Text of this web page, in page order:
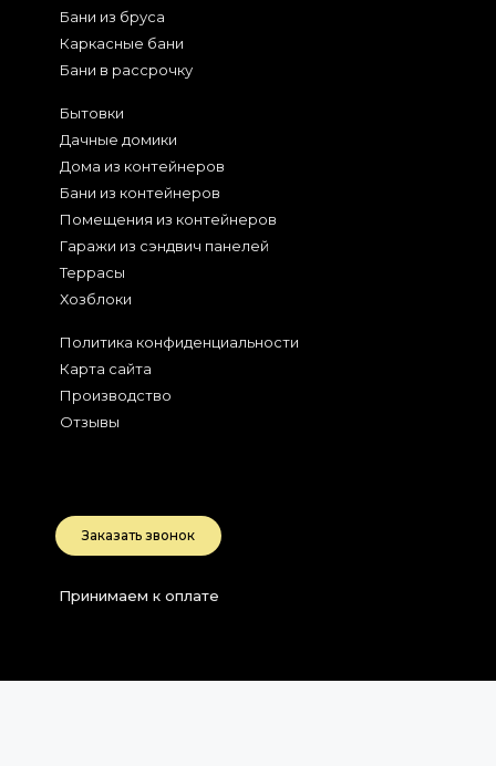
Бани из бруса
Каркасные бани
Бани в рассрочку
Бытовки
Дачные домики
Дома из контейнеров
Бани из контейнеров
Помещения из контейнеров
Гаражи из сэндвич панелей
Террасы
Хозблоки
Политика конфиденциальности
Карта сайта
Производство
Отзывы
Заказать звонок
Принимаем к оплате